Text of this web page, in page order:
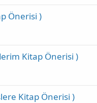
Önerisi )
Kitap Önerisi )
Kitap Önerisi )